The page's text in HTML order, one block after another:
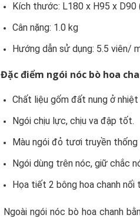
Kích thước: L180 x H95 x D90
Cân nặng: 1.0 kg
Hướng dẫn sử dụng: 5.5 viên/
Đặc điểm ngói nóc bò hoa
Chất liệu gốm đất nung ở
Ngói chịu lực, chịu va đập tốt.
Màu ngói đỏ tươi truyền thống
Ngói dùng trên nóc, giữ chắc
Họa tiết 2 bông hoa chanh nối
Ngoài ngói nóc bò hoa chanh